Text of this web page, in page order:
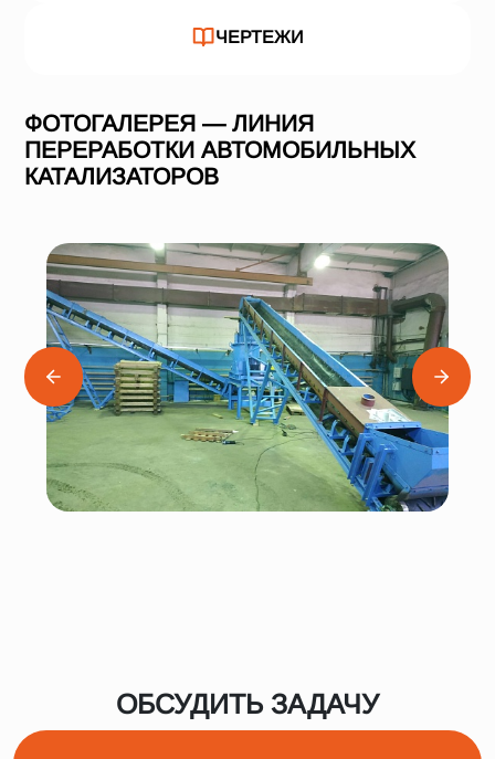
ЧЕРТЕЖИ
ФОТОГАЛЕРЕЯ — ЛИНИЯ
ПЕРЕРАБОТКИ АВТОМОБИЛЬНЫХ
КАТАЛИЗАТОРОВ
ОБСУДИТЬ ЗАДАЧУ